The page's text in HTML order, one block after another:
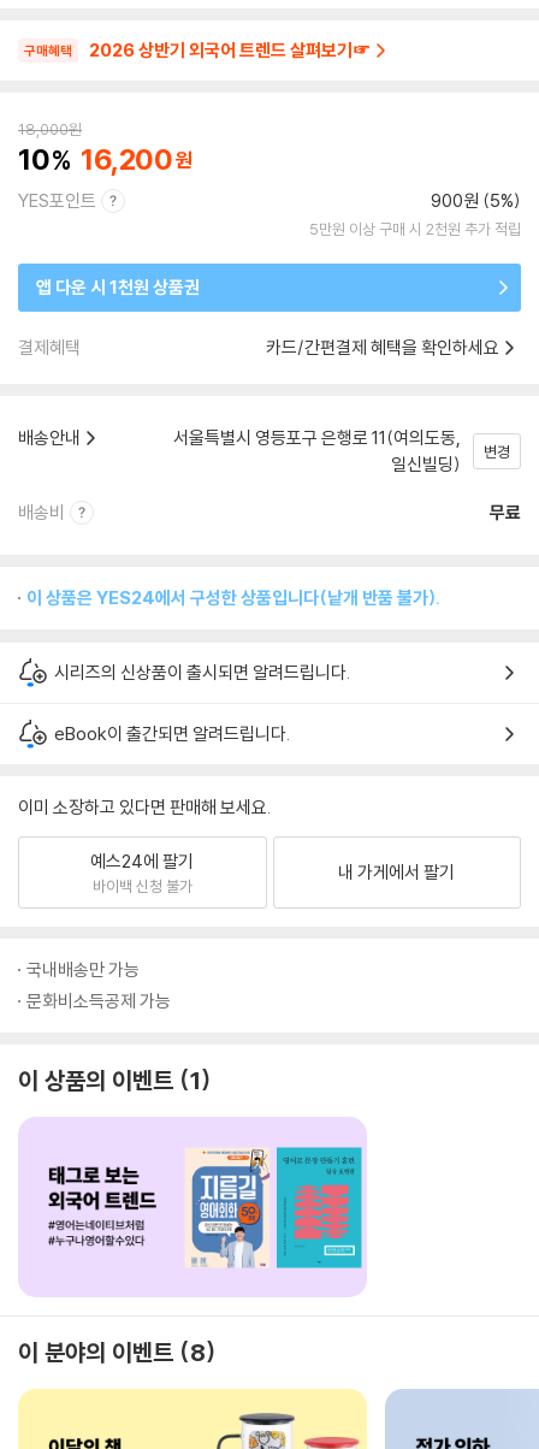
구매혜택 2026 상반기 외국어 트렌드 살펴보기☞
18,000원
10 16,200
YES포인트 900원 (5%)
5만원 이상 구매 시 2천원 추가 적립
앱 다운 시 1천원 상품권
결제혜택 카드/간편결제 혜택을 확인하세요
배송안내
서울특별시 영등포구 은행로 11(여의도동,
일신빌딩)
변경
배송비 무료
이 상품은 YES24에서 구성한 상품입니다(낱개 반품 불가).
시리즈의 신상품이 출시되면 알려드립니다.
eBook이 출간되면 알려드립니다.
이미 소장하고 있다면 판매해 보세요.
예스24에 팔기
바이백 신청 불가
내 가게에서 팔기
국내배송만 가능
문화비소득공제 가능
이 상품의 이벤트 1
이 분야의 이벤트 8